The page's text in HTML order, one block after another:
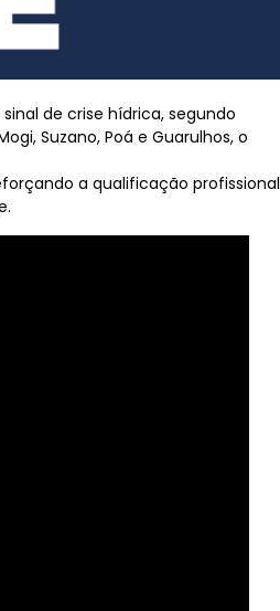
de crise hídrica, segundo
Suzano, Poá e Guarulhos, o
a qualificação profissional